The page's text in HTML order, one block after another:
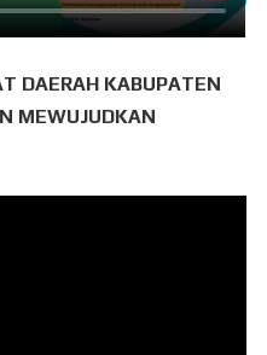
DAERAH KABUPATEN
MEWUJUDKAN